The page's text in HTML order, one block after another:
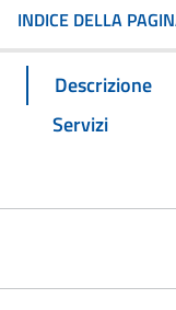
INDICE DELLA
Descrizione
Servizi